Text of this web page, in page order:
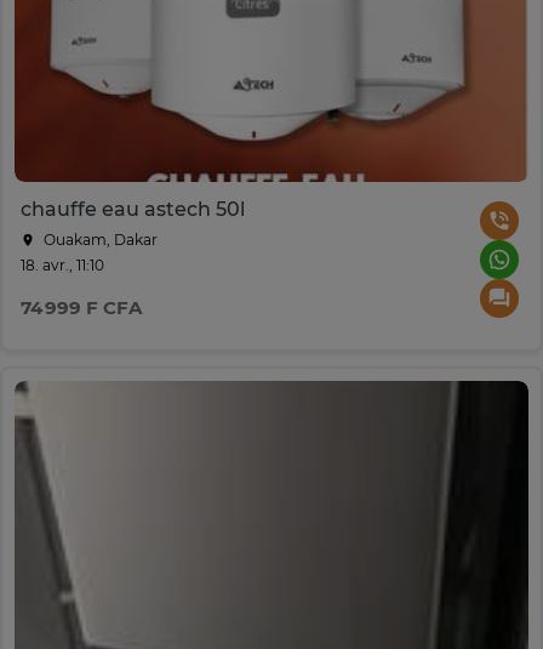
chauffe eau astech 50l
Ouakam, Dakar
18. avr., 11:10
74 999 F CFA